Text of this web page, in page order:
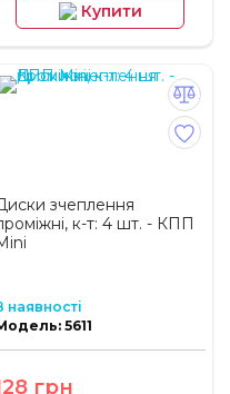
Купити
зчеплення
к-т: 4 шт. - КПП
наявності
5611
грн